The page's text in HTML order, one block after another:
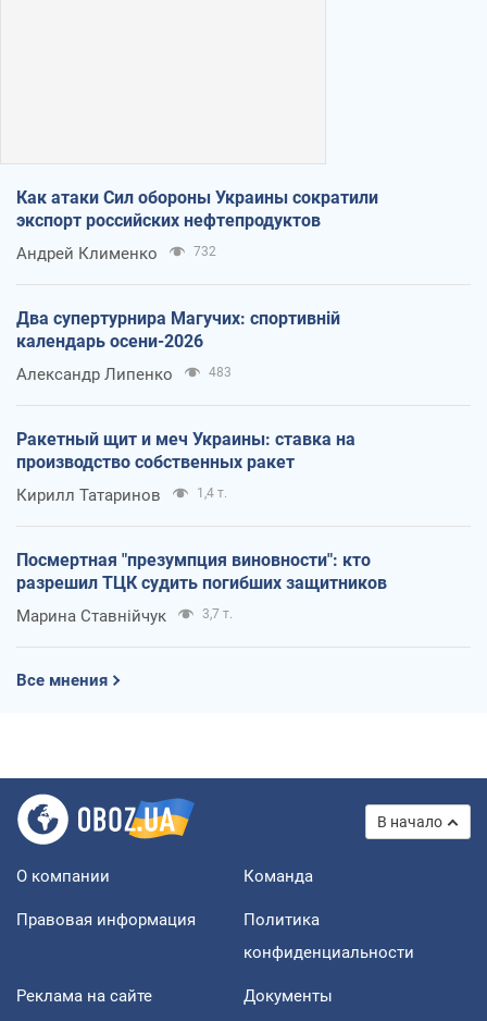
Как атаки Сил обороны Украины сократили
экспорт российских нефтепродуктов
Андрей Клименко 732
Два супертурнира Магучих: спортивній
календарь осени-2026
Александр Липенко 483
Ракетный щит и меч Украины: ставка на
производство собственных ракет
Кирилл Татаринов 1,4 т.
Посмертная "презумпция виновности": кто
разрешил ТЦК судить погибших защитников
Марина Ставнійчук 3,7 т.
Все мнения
В начало
О компании Команда
Правовая информация
Политика
конфиденциальности
Реклама на сайте Документы